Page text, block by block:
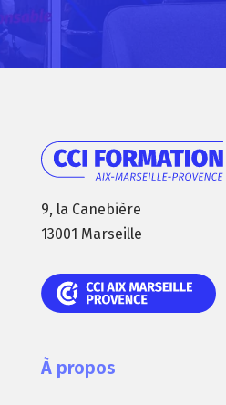
9, la Canebière
13001 Marseille
À propos